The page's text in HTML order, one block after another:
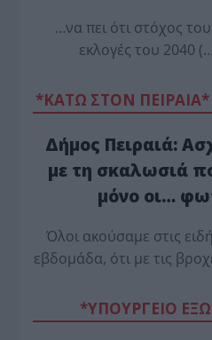
…να πει ότι στόχος
εκλογές του 2040
*ΚΑΤΩ ΣΤΟΝ
Δήμος Πειραιά:
με τη σκαλωσιά
μόνο οι…
Όλοι ακούσαμε στις
εβδομάδα, ότι με τις
*ΥΠΟΥΡΓΕΙΟ